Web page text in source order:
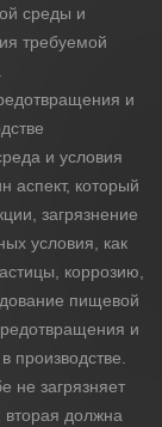
среды и
требуемой
и
и условия
аспект, который
загрязнение
условия, как
коррозию,
пищевой
и
производстве.
не загрязняет
должна